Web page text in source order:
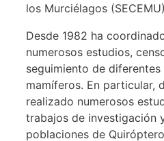
los Murciélagos (SECEMU)
Desde 1982 ha
numerosos estudios,
seguimiento de
mamíferos. En particular,
realizado numerosos
trabajos de investigación
poblaciones de